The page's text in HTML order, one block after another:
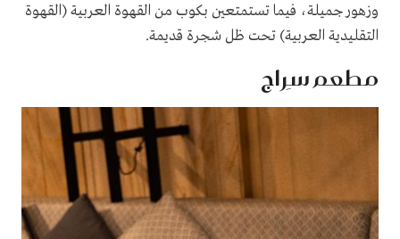
وزهور جميلة، فيما تستمتعين بكوب من القهوة العربية (القهوة
التقليدية العربية) تحت ظل شجرة قديمة.
مطعم سِراج